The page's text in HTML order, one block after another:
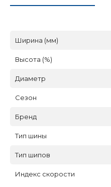
Ширина (мм)
Высота (%)
Диаметр
Сезон
Бренд
Тип шины
Тип шипов
Индекс скорости